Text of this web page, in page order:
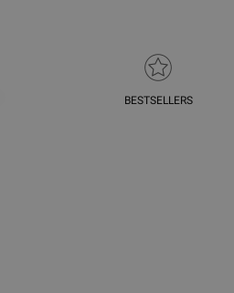
BESTSELLERS